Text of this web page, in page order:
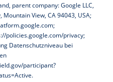
parent company: Google LLC,
View, CA 94043, USA;
;
policies.google.com/privacy;
Datenschutzniveau bei
participant?
.